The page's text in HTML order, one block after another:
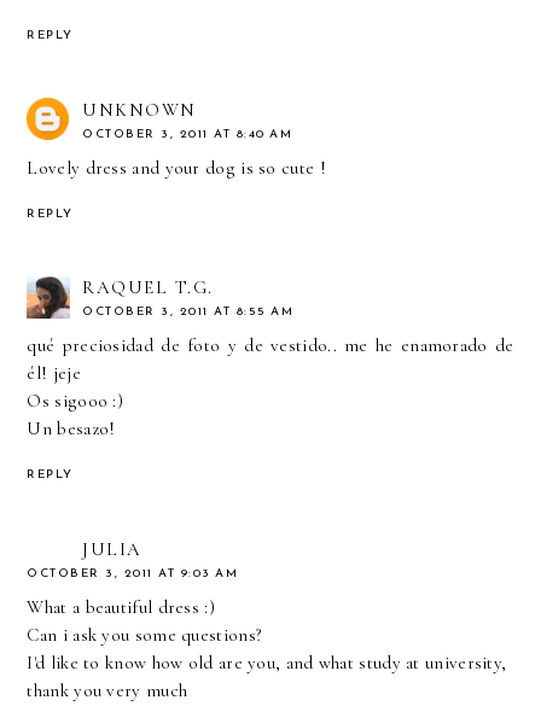
REPLY
UNKNOWN
OCTOBER 3, 2011 AT 8:40 AM
Lovely dress and your dog is so cute !
REPLY
RAQUEL T.G.
OCTOBER 3, 2011 AT 8:55 AM
qué preciosidad de foto y de vestido.. me he enamorado de
él! jeje
Os sigooo :)
Un besazo!
REPLY
JULIA
OCTOBER 3, 2011 AT 9:03 AM
What a beautiful dress :)
Can i ask you some questions?
I'd like to know how old are you, and what study at university,
thank you very much